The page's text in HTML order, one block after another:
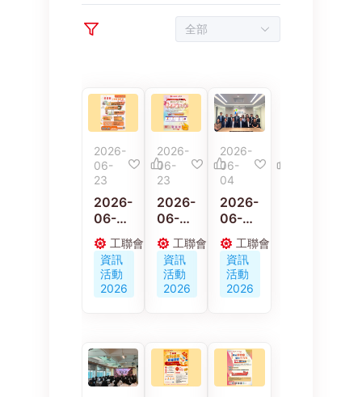
全部
2026-
06-
23
2026-
06-
23
【6月
28日
約定
你】慶
展銷
工聯會
資訊
活動
2026
2026-
06-
23
2026-
06-
23
慶回歸
29周
年 全
民健康
站
工聯會
資訊
活動
2026
2026-
06-
04
2026-
06-
04
香港保
險業總
工會與
保監局
行業發
展問題
工聯會
資訊
活動
2026